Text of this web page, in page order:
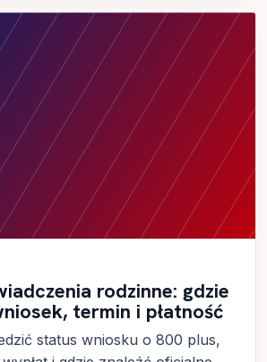
rodzinne: gdzie
termin i płatność
status wniosku o 800 plus,